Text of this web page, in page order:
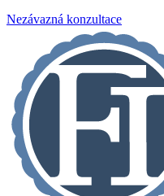
Nezávazná konzultace